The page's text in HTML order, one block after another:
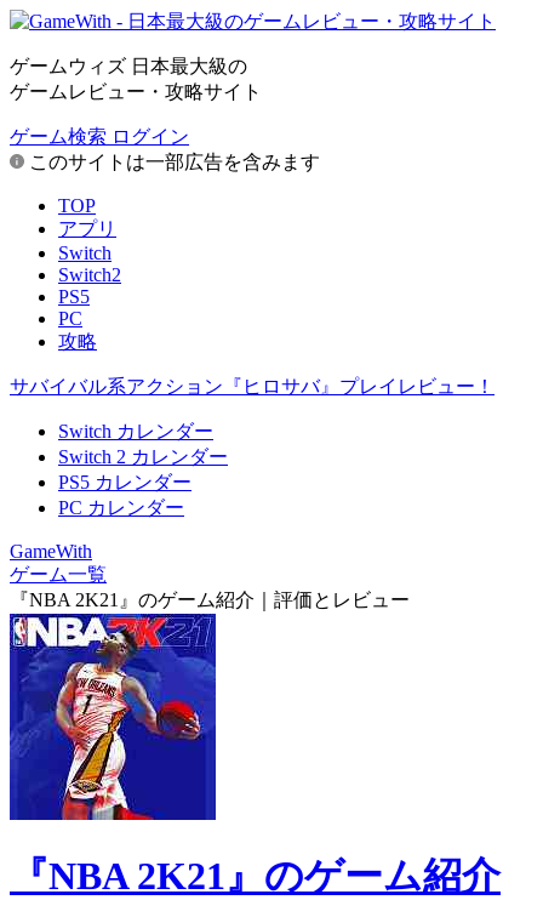
ゲームウィズ 日本最大級の
ゲームレビュー・攻略サイト
ゲーム検索 ログイン
このサイトは一部広告を含みます
TOP
アプリ
Switch
Switch2
PS5
PC
攻略
サバイバル系アクション『ヒロサバ』プレイレビュー！
Switch カレンダー
Switch 2 カレンダー
PS5 カレンダー
PC カレンダー
GameWith
ゲーム一覧
『NBA 2K21』のゲーム紹介｜評価とレビュー
『NBA 2K21』のゲーム紹介